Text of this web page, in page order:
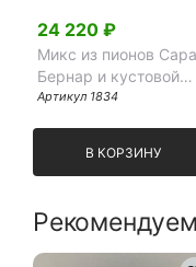
24 220 ₽
Микс из пионов Сара
Бернар и кустовой
розы
Артикул 1834
В КОРЗИНУ